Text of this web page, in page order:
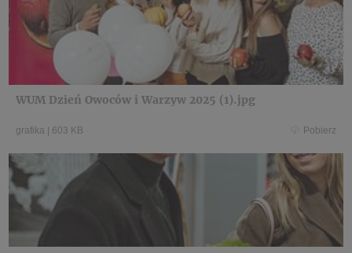
WUM Dzień Owoców i Warzyw 2025 (1).jpg
grafika | 603 KB Pobierz